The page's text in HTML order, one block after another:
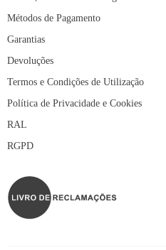
Métodos de Pagamento
Garantias
Devoluções
Termos e Condições de Utilização
Política de Privacidade e Cookies
RAL
RGPD